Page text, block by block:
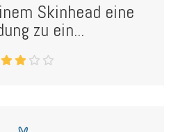
Skinhead eine
zu ein...